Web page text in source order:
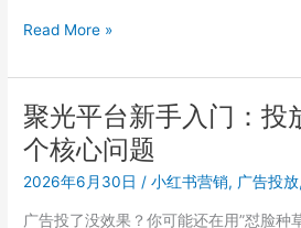
配
小
书
聚
光
平
台
么
Read More »
聚光平台新手入门：投
个核心问题
2026年6月30日 /小红书营销, 广告投放
广告投了没效果？你可能还在用”怼脸种